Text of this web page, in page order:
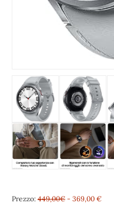
Prezzo: 449,00€ - 369,00 €